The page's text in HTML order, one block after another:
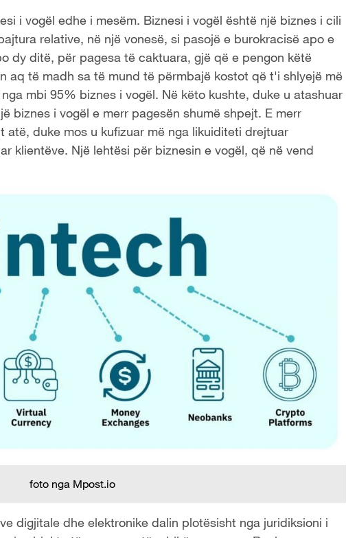
i vogël edhe i mesëm. Biznesi i vogël është një biznes i cili
relative, në një vonesë, si pasojë e burokracisë apo e
dy ditë, për pagesa të caktuara, gjë që e pengon këtë
aq të madh sa të mund të përmbajë kostot që t'i shlyejë më
mbi 95% biznes i vogël. Në këto kushte, duke u atashuar
biznes i vogël e merr pagesën shumë shpejt. E merr
atë, duke mos u kufizuar më nga likuiditeti drejtuar
klientëve. Një lehtësi për biznesin e vogël, që në vend
foto nga Mpost.io
digjitale dhe elektronike dalin plotësisht nga juridiksioni i